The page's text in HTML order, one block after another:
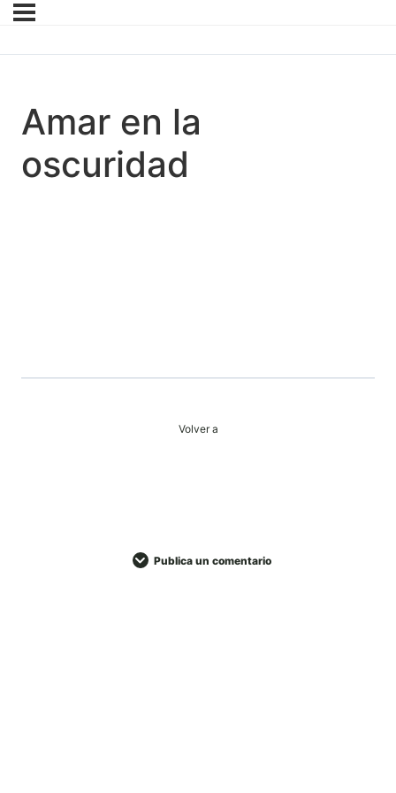
Amar en la
oscuridad
Volver a
Publica un comentario